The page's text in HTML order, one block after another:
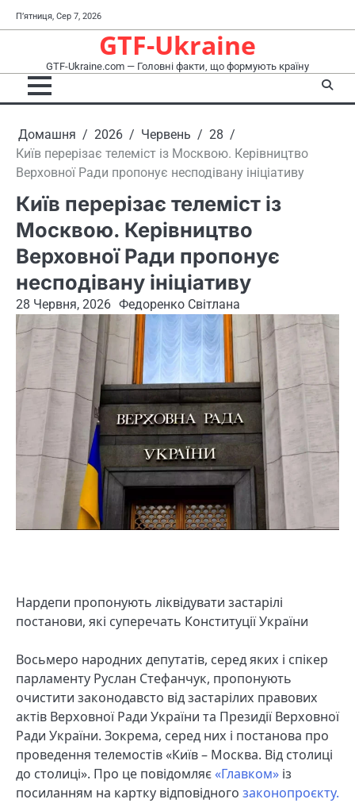
до
П’ятниця, Сер 7, 2026
GTF-Ukraine
GTF-Ukraine.com — Головні факти, що формують країну
Домашня 2026 Червень
28
Київ перерізає телеміст із Москвою. Керівництво
Верховної Ради пропонує несподівану ініціативу
Київ перерізає телеміст із
Москвою. Керівництво
Верховної Ради пропонує
несподівану ініціативу
28 Червня, 2026 Федоренко Світлана
Нардепи пропонують ліквідувати застарілі
постанови, які суперечать Конституції України
Восьмеро народних депутатів, серед яких і спікер
парламенту Руслан Стефанчук, пропонують
очистити законодавсто від застарілих правових
актів Верховної Ради України та Президії Верховної
Ради України. Зокрема, серед них і постанова про
проведення телемостів «Київ – Москва. Від столиці
до столиці». Про це повідомляє«Главком» із
посиланням на картку відповідного законопроєкту.